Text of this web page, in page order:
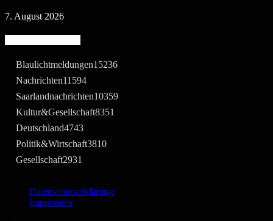
7. August 2026
Blaulichtmeldungen15236
Nachrichten11594
Saarlandnachrichten10359
Kultur&Gesellschaft8351
Deutschland4743
Politik&Wirtschaft3810
Gesellschaft2931
Datenschutzerklärung
Impressum